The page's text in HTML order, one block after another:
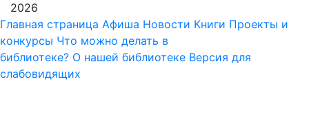
2026
Главная страница Афиша Новости Книги Проекты и
конкурсы Что можно делать в
библиотеке? О нашей библиотеке Версия для
слабовидящих